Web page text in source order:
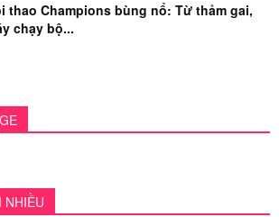
thao Champions bùng nổ: Từ thảm gai,
chạy bộ...
NHIỀU